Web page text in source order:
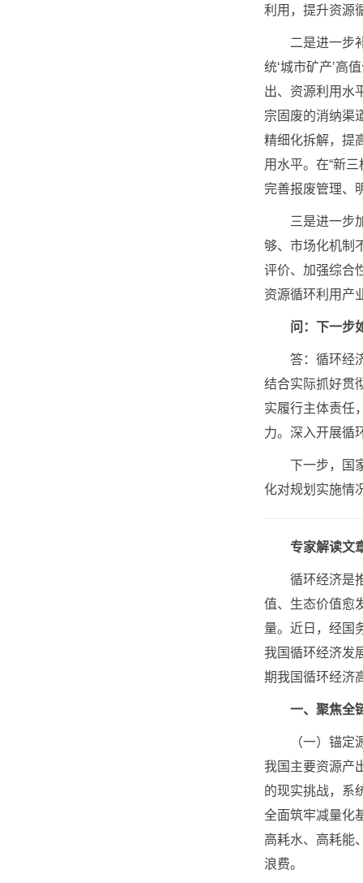
利用，提升资源
二是进一步补
统‘城市矿产’高
出、资源利用水
宗固废的消纳渠
精细化拆解，提
用水平。在“新
完善报废管理、
三是进一步加
够、市场化机制
评价、加强综合
资源循环利用产
问：下一步
答：循环经济
结合实际抓好贯
实履行主体责任
力。深入开展循
下一步，国家
化对规划实施情
专家解读文
循环经济是推
值、生态价值愈
量。近日，经国
我国循环经济发
期我国循环经济
一、聚焦全
（一）锚定源
我国主要资源产
的现实挑战，系
全面筑牢减量化
高耗水、高耗能
浪费。